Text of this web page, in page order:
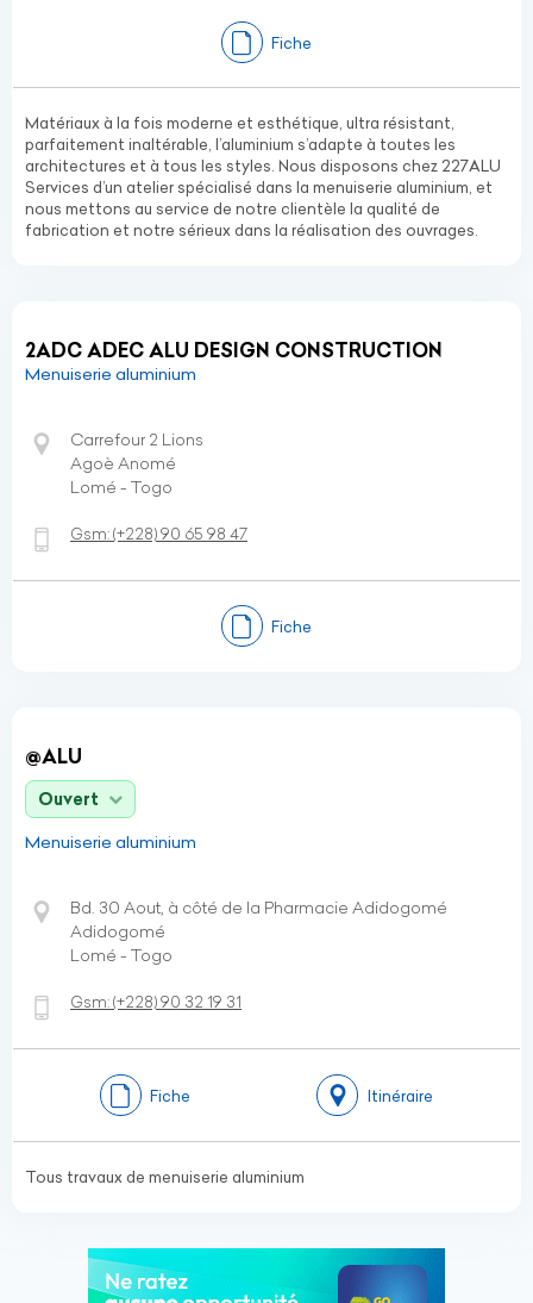
Fiche
Matériaux à la fois moderne et esthétique, ultra résistant,
parfaitement inaltérable, l’aluminium s’adapte à toutes les
architectures et à tous les styles. Nous disposons chez 227ALU
Services d’un atelier spécialisé dans la menuiserie aluminium, et
nous mettons au service de notre clientèle la qualité de
fabrication et notre sérieux dans la réalisation des ouvrages.
2ADC ADEC ALU DESIGN CONSTRUCTION
Menuiserie aluminium
Carrefour 2 Lions
Agoè Anomé
Lomé - Togo
Gsm:(+228)90 65 98 47
Fiche
@ALU
Ouvert
Menuiserie aluminium
Bd. 30 Aout, à côté de la Pharmacie Adidogomé
Adidogomé
Lomé - Togo
Gsm:(+228)90 32 19 31
Fiche Itinéraire
Tous travaux de menuiserie aluminium